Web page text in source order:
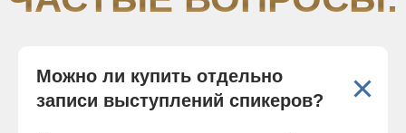
Можно ли купить отдельно
записи выступлений спикеров?